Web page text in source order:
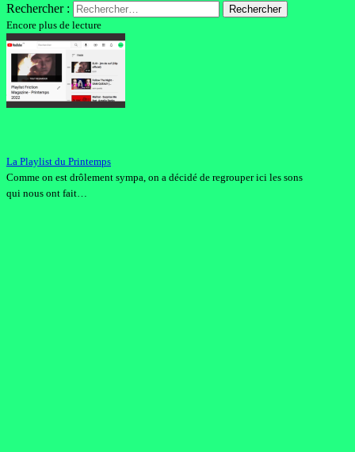
Rechercher :
Encore plus de lecture
La Playlist du Printemps
Comme on est drôlement sympa, on a décidé de regrouper ici les sons
qui nous ont fait…